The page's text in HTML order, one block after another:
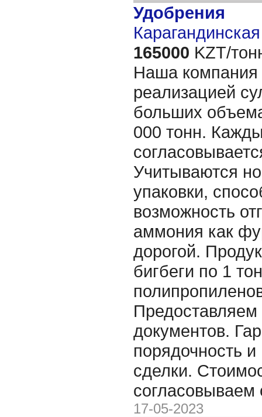
Удобрения
165000 KZT/
Наша компания
реализацией
больших
000 тонн.
Учитываются
упаковки,
возможность
аммония как
дорогой.
бигбеги по 1
документов.
порядочность
сделки.
согласовываем
17-05-2023